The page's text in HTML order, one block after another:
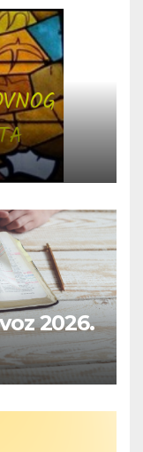
2026.